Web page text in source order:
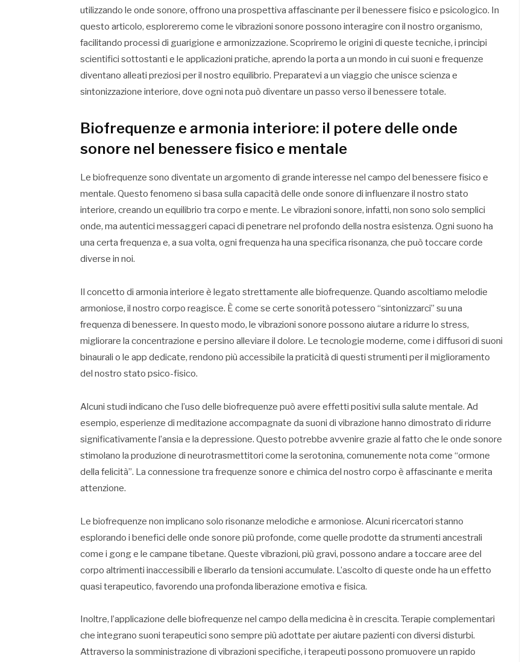
utilizzando le onde sonore, offrono una prospettiva affascinante per il benessere fisico e psicologico. In
questo articolo, esploreremo come le vibrazioni sonore possono interagire con il nostro organismo,
facilitando processi di guarigione e armonizzazione. Scopriremo le origini di queste tecniche, i principi
scientifici sottostanti e le applicazioni pratiche, aprendo la porta a un mondo in cui suoni e frequenze
diventano alleati preziosi per il nostro equilibrio. Preparatevi a un viaggio che unisce scienza e
sintonizzazione interiore, dove ogni nota può diventare un passo verso il benessere totale.
Biofrequenze e armonia interiore: il potere delle onde
sonore nel benessere fisico e mentale
Le biofrequenze sono diventate un argomento di grande interesse nel campo del benessere fisico e
mentale. Questo fenomeno si basa sulla capacità delle onde sonore di influenzare il nostro stato
interiore, creando un equilibrio tra corpo e mente. Le vibrazioni sonore, infatti, non sono solo semplici
onde, ma autentici messaggeri capaci di penetrare nel profondo della nostra esistenza. Ogni suono ha
una certa frequenza e, a sua volta, ogni frequenza ha una specifica risonanza, che può toccare corde
diverse in noi.
Il concetto di armonia interiore è legato strettamente alle biofrequenze. Quando ascoltiamo melodie
armoniose, il nostro corpo reagisce. È come se certe sonorità potessero “sintonizzarci” su una
frequenza di benessere. In questo modo, le vibrazioni sonore possono aiutare a ridurre lo stress,
migliorare la concentrazione e persino alleviare il dolore. Le tecnologie moderne, come i diffusori di suoni
binaurali o le app dedicate, rendono più accessibile la praticità di questi strumenti per il miglioramento
del nostro stato psico-fisico.
Alcuni studi indicano che l’uso delle biofrequenze può avere effetti positivi sulla salute mentale. Ad
esempio, esperienze di meditazione accompagnate da suoni di vibrazione hanno dimostrato di ridurre
significativamente l’ansia e la depressione. Questo potrebbe avvenire grazie al fatto che le onde sonore
stimolano la produzione di neurotrasmettitori come la serotonina, comunemente nota come “ormone
della felicità”. La connessione tra frequenze sonore e chimica del nostro corpo è affascinante e merita
attenzione.
Le biofrequenze non implicano solo risonanze melodiche e armoniose. Alcuni ricercatori stanno
esplorando i benefici delle onde sonore più profonde, come quelle prodotte da strumenti ancestrali
come i gong e le campane tibetane. Queste vibrazioni, più gravi, possono andare a toccare aree del
corpo altrimenti inaccessibili e liberarlo da tensioni accumulate. L’ascolto di queste onde ha un effetto
quasi terapeutico, favorendo una profonda liberazione emotiva e fisica.
Inoltre, l’applicazione delle biofrequenze nel campo della medicina è in crescita. Terapie complementari
che integrano suoni terapeutici sono sempre più adottate per aiutare pazienti con diversi disturbi.
Attraverso la somministrazione di vibrazioni specifiche, i terapeuti possono promuovere un rapido